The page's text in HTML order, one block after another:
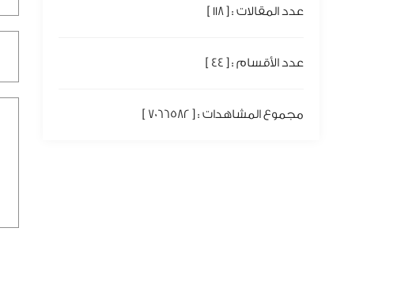
عدد المقالات : [ 118 ]
عدد الأقسام : [ 44 ]
مجموع المشاهدات : [ 7066582 ]